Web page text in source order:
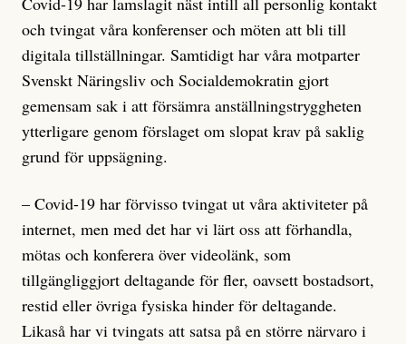
och tvingat våra konferenser och möten att bli till
digitala tillställningar. Samtidigt har våra motparter
Svenskt Näringsliv och Socialdemokratin gjort
gemensam sak i att försämra anställningstryggheten
ytterligare genom förslaget om slopat krav på saklig
grund för uppsägning.
– Covid-19 har förvisso tvingat ut våra aktiviteter på
internet, men med det har vi lärt oss att förhandla,
mötas och konferera över videolänk, som
tillgängliggjort deltagande för fler, oavsett bostadsort,
restid eller övriga fysiska hinder för deltagande.
Likaså har vi tvingats att satsa på en större närvaro i